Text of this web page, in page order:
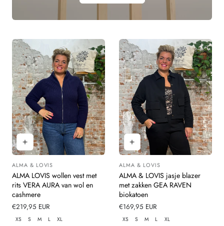
Leverancier:
ALMA & LOVIS
ALMA LOVIS wollen vest met
rits VERA AURA van wol en
cashmere
Normale
prijs
€219,95 EUR
XS S M L XL
Leverancier:
ALMA & LOVIS
ALMA & LOVIS jasje blazer
met zakken GEA RAVEN
biokatoen
Normale
prijs
€169,95 EUR
XS S M L XL